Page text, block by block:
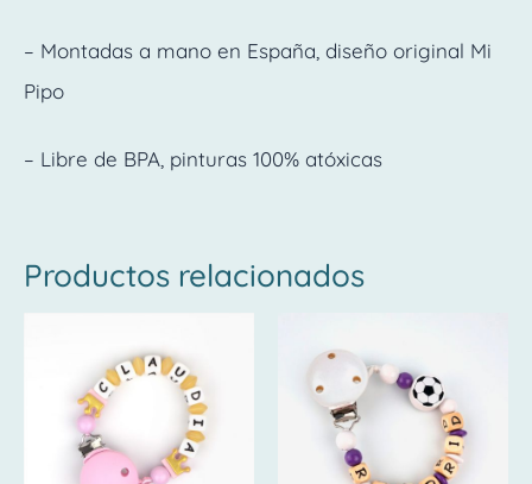
– Montadas a mano en España, diseño original Mi
Pipo
– Libre de BPA, pinturas 100% atóxicas
Productos relacionados